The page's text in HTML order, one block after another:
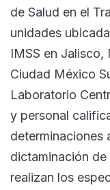
de Salud en el
unidades
IMSS en Jalisco,
Ciudad México
Laboratorio
y personal
determinaciones
dictaminación
realizan los